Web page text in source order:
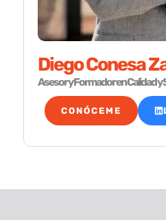
Diego Conesa
Asesor y Formador en Calidad
CONÓCEME